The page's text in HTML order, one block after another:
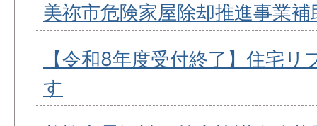
美祢市危険家屋除却推進事業補
【令和8年度受付終了】住宅
す